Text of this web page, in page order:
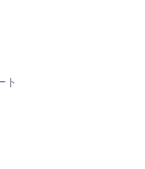
ト